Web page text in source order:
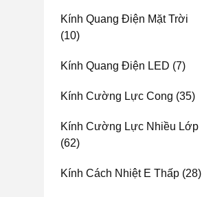
Kính Quang Điện Mặt Trời
(10)
Kính Quang Điện LED (7)
Kính Cường Lực Cong (35)
Kính Cường Lực Nhiều Lớp
(62)
Kính Cách Nhiệt E Thấp (28)